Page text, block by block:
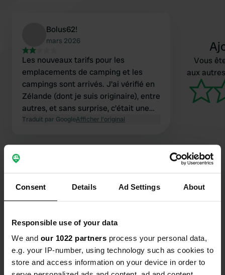
Consent Details Ad Settings About
Responsible use of your data
We and our 1022 partners process your personal data,
e.g. your IP-number, using technology such as cookies to
store and access information on your device in order to
Bolus62!
mars 2026
Les nouveaux tarifs pour les
emplacements de camping et les
campings sont arrivés. J'ai vérifié en
Zélande (dont je suis originaire), entre
autres, et sans surprise, c'était une
aubaine. Ici, par exemple, c'est 30 € la
Bravo, je les traite de profiteurs !
Traduit par GoogleAfficher l'original
Vous
aux
Contact
Emplacement
Oudepolderdijk 8
4306 PL, Nieuwerkerk, Pays-Bas
Copie
Coordonnées